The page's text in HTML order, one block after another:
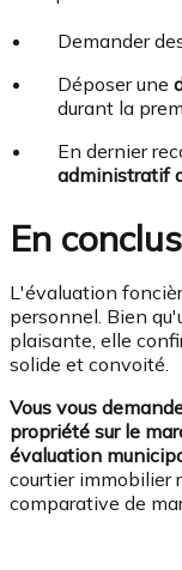
Demander
Déposer une
durant la
En dernier
administratif
En
L'évaluation
personnel. Bien
plaisante, elle
solide et convoité.
Vous vous
propriété sur le
évaluation
courtier immobilier
comparative de